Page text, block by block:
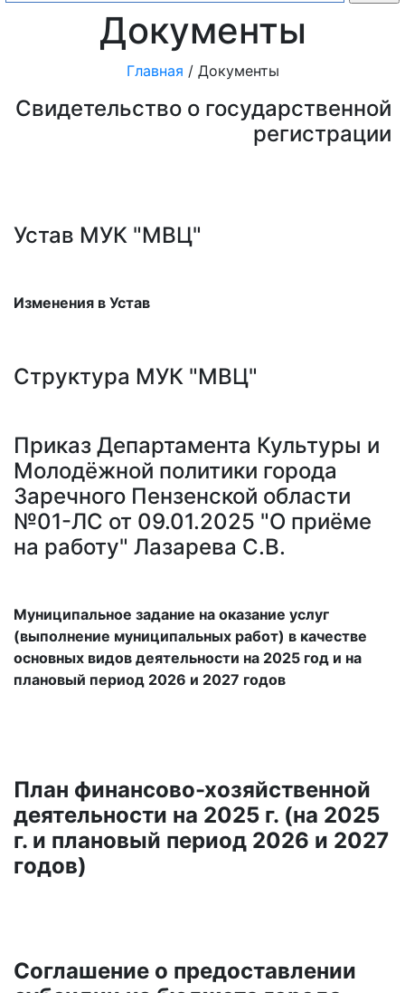
Документы
Главная / Документы
Свидетельство о государственной
регистрации
Устав МУК "МВЦ"
Изменения в Устав
Структура МУК "МВЦ"
Приказ Департамента Культуры и
Молодёжной политики города
Заречного Пензенской области
№01-ЛС от 09.01.2025 "О приёме
на работу" Лазарева С.В.
Муниципальное задание на оказание услуг
(выполнение муниципальных работ) в качестве
основных видов деятельности на 2025 год и на
плановый период 2026 и 2027 годов
План финансово-хозяйственной
деятельности на 2025 г. (на 2025
г. и плановый период 2026 и 2027
годов)
Соглашение о предоставлении